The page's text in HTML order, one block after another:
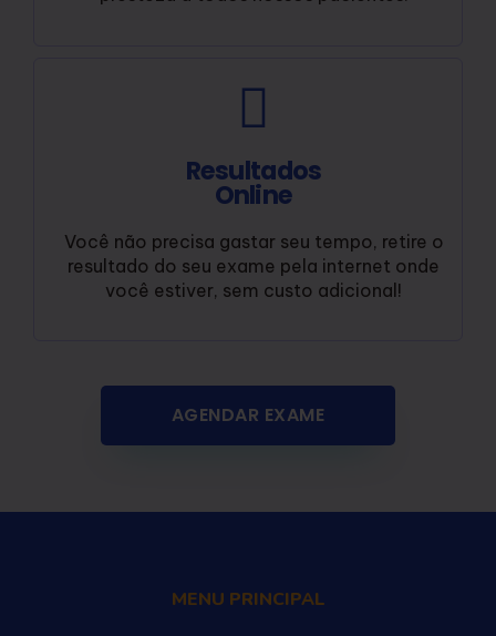
Resultados
Online
Você não precisa gastar seu tempo, retire o
resultado do seu exame pela internet onde
você estiver, sem custo adicional!
AGENDAR EXAME
MENU PRINCIPAL